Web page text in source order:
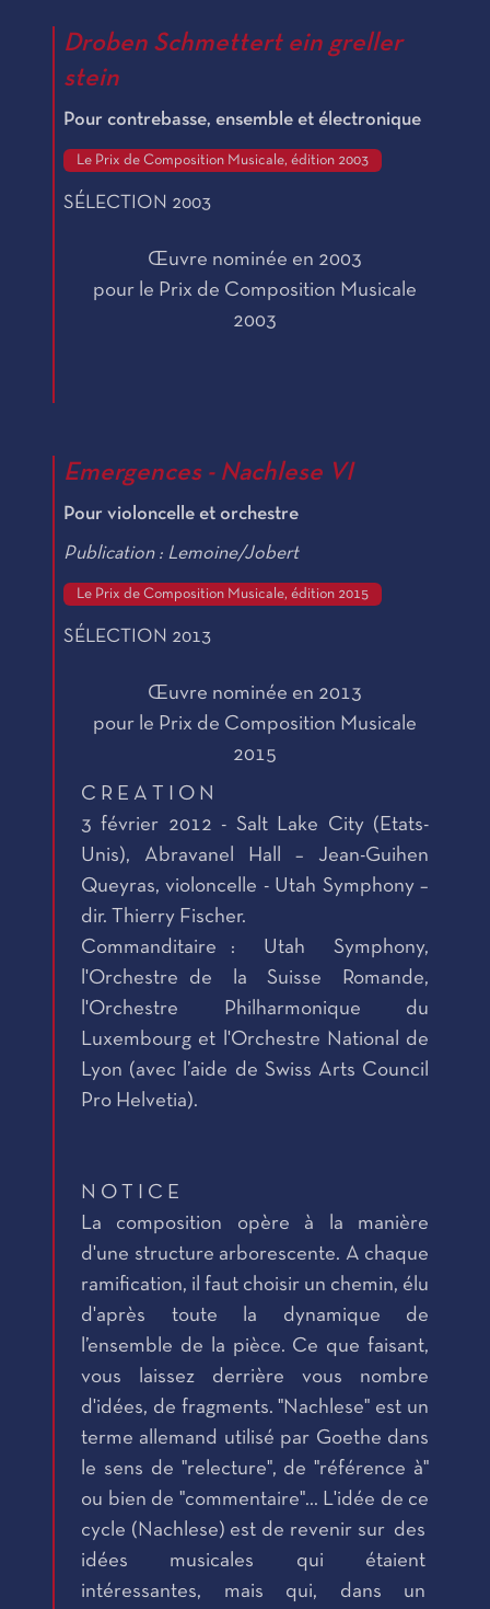
Droben Schmettert ein greller
stein
Pour contrebasse, ensemble et électronique
Le Prix de Composition Musicale, édition 2003
SÉLECTION 2003
Œuvre nominée en 2003
pour le Prix de Composition Musicale
2003
Emergences - Nachlese VI
Pour violoncelle et orchestre
Publication : Lemoine/Jobert
Le Prix de Composition Musicale, édition 2015
SÉLECTION 2013
Œuvre nominée en 2013
pour le Prix de Composition Musicale
2015
C R E A T I O N
3 février 2012 - Salt Lake City (Etats-
Unis), Abravanel Hall – Jean-Guihen
Queyras, violoncelle - Utah Symphony –
dir. Thierry Fischer.
Commanditaire : Utah Symphony,
l'Orchestre de la Suisse Romande,
l'Orchestre Philharmonique du
Luxembourg et l'Orchestre National de
Lyon (avec l’aide de Swiss Arts Council
Pro Helvetia).
N O T I C E
La composition opère à la manière
d'une structure arborescente. A chaque
ramification, il faut choisir un chemin, élu
d'après toute la dynamique de
l’ensemble de la pièce. Ce que faisant,
vous laissez derrière vous nombre
d'idées, de fragments. "Nachlese" est un
terme allemand utilisé par Goethe dans
le sens de "relecture", de "référence à"
ou bien de "commentaire"... L'idée de ce
cycle (Nachlese) est de revenir sur des
idées musicales qui étaient
intéressantes, mais qui, dans un